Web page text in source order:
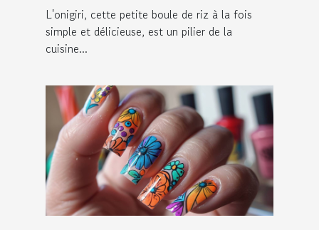
onigiri
L'onigiri, cette petite boule de riz à la fois
simple et délicieuse, est un pilier de la
cuisine...